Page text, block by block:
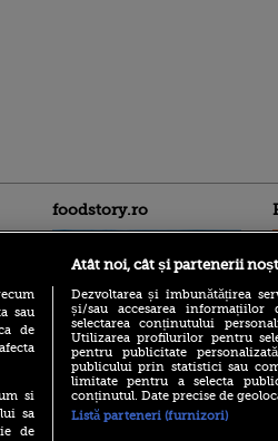
foodstory.ro
(P) Descoperă Lumea
Evenimentelor din România
cu Transilvania Events!
sau
de
si
sa
de
Atât noi, cât și partenerii
Dezvoltarea și îmbunătățirea
și/sau accesarea
selectarea conținutului
Utilizarea profilurilor pentru
pentru publicitate
publicului prin statistici sau
limitate pentru a selecta
conținutul. Date precise de
Listă parteneri (furnizori)